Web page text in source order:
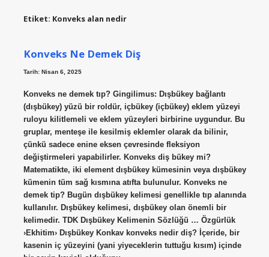
Etiket: Konveks alan nedir
Konveks Ne Demek Diş
Tarih: Nisan 6, 2025
Konveks ne demek tıp? Gingilimus: Dışbükey bağlantı
(dışbükey) yüzü bir roldür, içbükey (içbükey) eklem yüzeyi
ruloyu kilitlemeli ve eklem yüzeyleri birbirine uygundur. Bu
gruplar, menteşe ile kesilmiş eklemler olarak da bilinir,
çünkü sadece enine eksen çevresinde fleksiyon
değiştirmeleri yapabilirler. Konveks diş bükey mi?
Matematikte, iki element dışbükey kümesinin veya dışbükey
kümenin tüm sağ kısmına atıfta bulunulur. Konveks ne
demek tip? Bugün dışbükey kelimesi genellikle tıp alanında
kullanılır. Dışbükey kelimesi, dışbükey olan önemli bir
kelimedir. TDK Dışbükey Kelimenin Sözlüğü … Özgürlük
›Ekhitim› Dışbükey Konkav konveks nedir diş? İçeride, bir
kasenin iç yüzeyini (yani yiyeceklerin tuttuğu kısım) içinde